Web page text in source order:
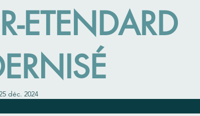
ETENDARD
déc. 2024